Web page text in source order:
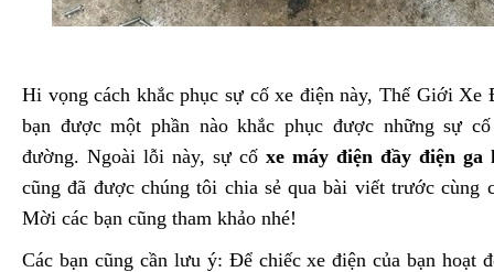
Hi vọng cách khắc phục sự cố xe điện này, Thế Giới Xe
bạn được một phần nào khắc phục được những sự
đường. Ngoài lỗi này, sự cố xe máy điện đầy điện ga
cũng đã được chúng tôi chia sẻ qua bài viết trước cùng
Mời các bạn cũng tham khảo nhé!
Các bạn cũng cần lưu ý: Để chiếc xe điện của bạn hoạt